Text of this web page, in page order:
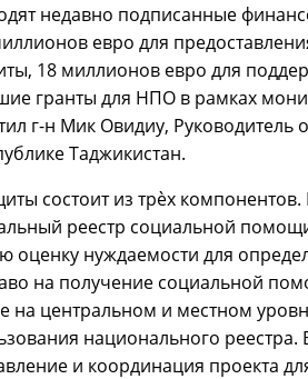
недавно подписанные
евро для
18 миллионов евро для
гранты для НПО в рамках
г-н Мик Овидиу, Руководитель
Таджикистан.
состоит из трѐх компонентов.
реестр социальной
оценку нуждаемости для
на получение социальной
на центральном и местном
национального реестра.
и координация проекта